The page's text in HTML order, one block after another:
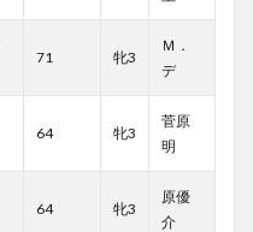
71 牝3
Ｍ．
デ
64 牝3
菅原
明
64 牝3
原優
介